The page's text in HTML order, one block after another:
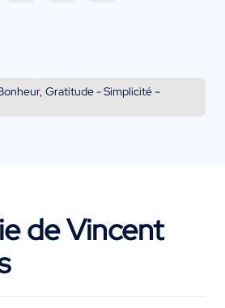
Gratitude - Simplicité –
de Vincent